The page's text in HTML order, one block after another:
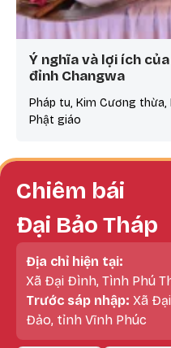
Ý nghĩa và lợi ích
đỉnh Changwa
Pháp tu, Kim Cương thừa,
Phật giáo
Chiêm bái
Đại Bảo Tháp
Địa chỉ hiện tại:
Xã Đại Đình, Tình Phú
Trước sáp nhập: Xã
Đảo, tỉnh Vĩnh Phúc